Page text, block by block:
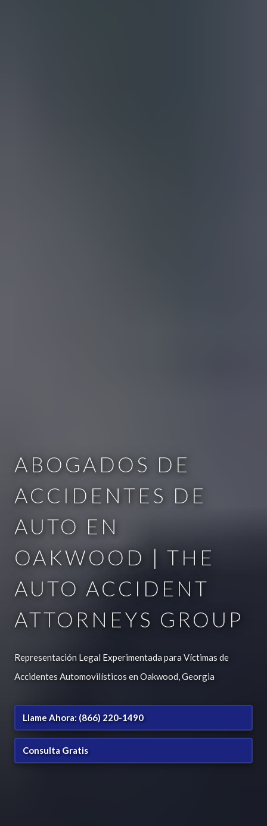
ABOGADOS DE
ACCIDENTES DE
AUTO EN
OAKWOOD | THE
AUTO ACCIDENT
ATTORNEYS GROUP
Representación Legal Experimentada para Víctimas de
Accidentes Automovilísticos en Oakwood, Georgia
Llame Ahora: (866) 220-1490
Consulta Gratis